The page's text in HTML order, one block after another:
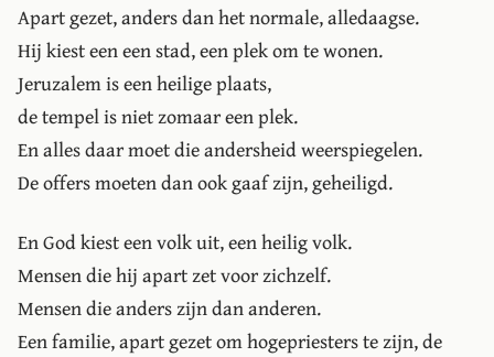
Apart gezet, anders dan het normale, alledaagse.
Hij kiest een een stad, een plek om te wonen.
Jeruzalem is een heilige plaats,
de tempel is niet zomaar een plek.
En alles daar moet die andersheid weerspiegelen.
De offers moeten dan ook gaaf zijn, geheiligd.
En God kiest een volk uit, een heilig volk.
Mensen die hij apart zet voor zichzelf.
Mensen die anders zijn dan anderen.
Een familie, apart gezet om hogepriesters te zijn, de